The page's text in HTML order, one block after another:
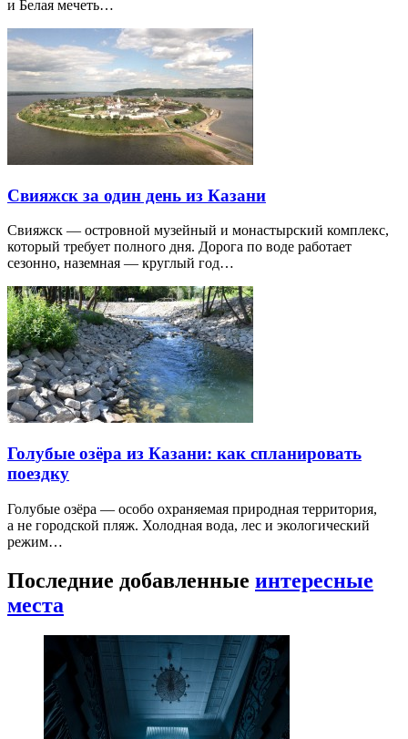
и Белая мечеть…
Свияжск за один день из Казани
Свияжск — островной музейный и монастырский комплекс,
который требует полного дня. Дорога по воде работает
сезонно, наземная — круглый год…
Голубые озёра из Казани: как спланировать
поездку
Голубые озёра — особо охраняемая природная территория,
а не городской пляж. Холодная вода, лес и экологический
режим…
Последние добавленные интересные
места